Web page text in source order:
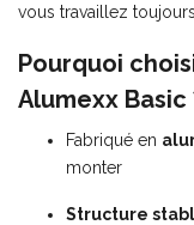
vous travaillez
Pourquoi
Alumexx Basic
Fabriqué en
monter
Structure